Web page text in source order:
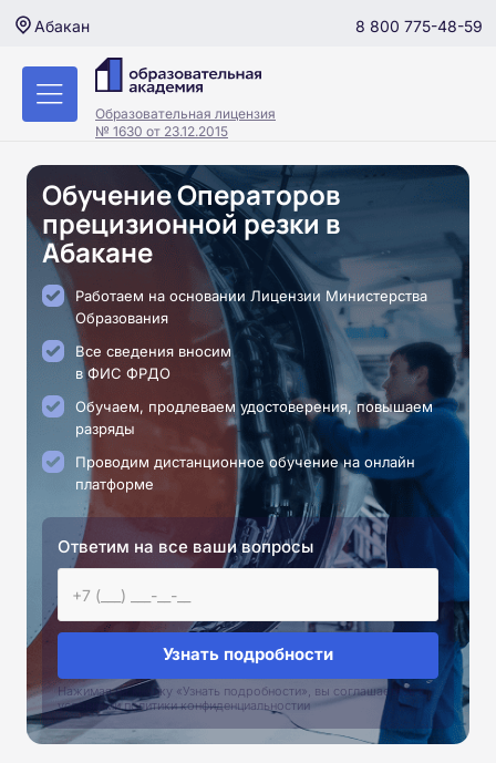
Абакан 8 800 775-48-59
Образовательная лицензия
№ 1630 от 23.12.2015
Обучение Операторов
прецизионной резки в
Абакане
Работаем на основании Лицензии Министерства
Образования
Все сведения вносим
в ФИС ФРДО
Обучаем, продлеваем удостоверения, повышаем
разряды
Проводим дистанционное обучение на онлайн
платформе
Ответим на все ваши вопросы
Узнать подробности
Нажимая на кнопку «Узнать подробности», вы соглашаетесь с
условиями политики конфиденциальностии